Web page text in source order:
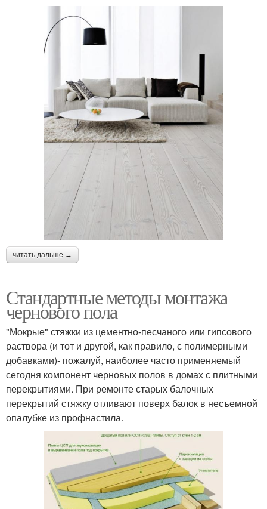
читать дальше →
Стандартные методы монтажа
чернового пола
"Мокрые" стяжки из цементно-песчаного или гипсового
раствора (и тот и другой, как правило, с полимерными
добавками)- пожалуй, наиболее часто применяемый
сегодня компонент черновых полов в домах с плитными
перекрытиями. При ремонте старых балочных
перекрытий стяжку отливают поверх балок в несъемной
опалубке из профнастила.